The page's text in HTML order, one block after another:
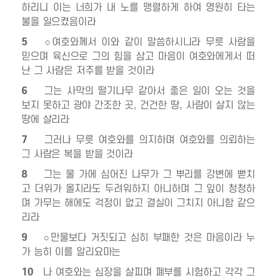
하리니 이는 너희가 내 노를 맹렬하게 하여 영원히 타는
불을 일으켰음이라
5
○여호와께서 이와 같이 말씀하시니라 무릇 사람을
믿으며 육신으로 그의 힘을 삼고 마음이 여호와에게서 떠
난 그 사람은 저주를 받을 것이라
6
그는 사막의 떨기나무 같아서 좋은 일이 오는 것을
보지 못하고 광야 간조한 곳, 건건한 땅, 사람이 살지 않는
땅에 살리라
7
그러나 무릇 여호와를 의지하며 여호와를 의뢰하는
그 사람은 복을 받을 것이라
8
그는 물 가에 심어진 나무가 그 뿌리를 강변에 뻗치
고 더위가 올지라도 두려워하지 아니하며 그 잎이 청청하
며 가무는 해에도 걱정이 없고 결실이 그치지 아니함 같으
리라
9
○만물보다 거짓되고 심히 부패한 것은 마음이라 누
가 능히 이를 알리요마는
10
나 여호와는 심장을 살피며 폐부를 시험하고 각각 그